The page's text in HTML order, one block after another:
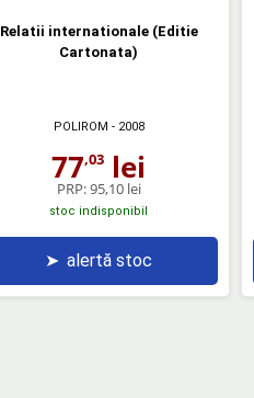
Relatii internationale (Editie
Cartonata)
POLIROM - 2008
77,03 lei
PRP:95,10 lei
stoc indisponibil
➤ alertă stoc